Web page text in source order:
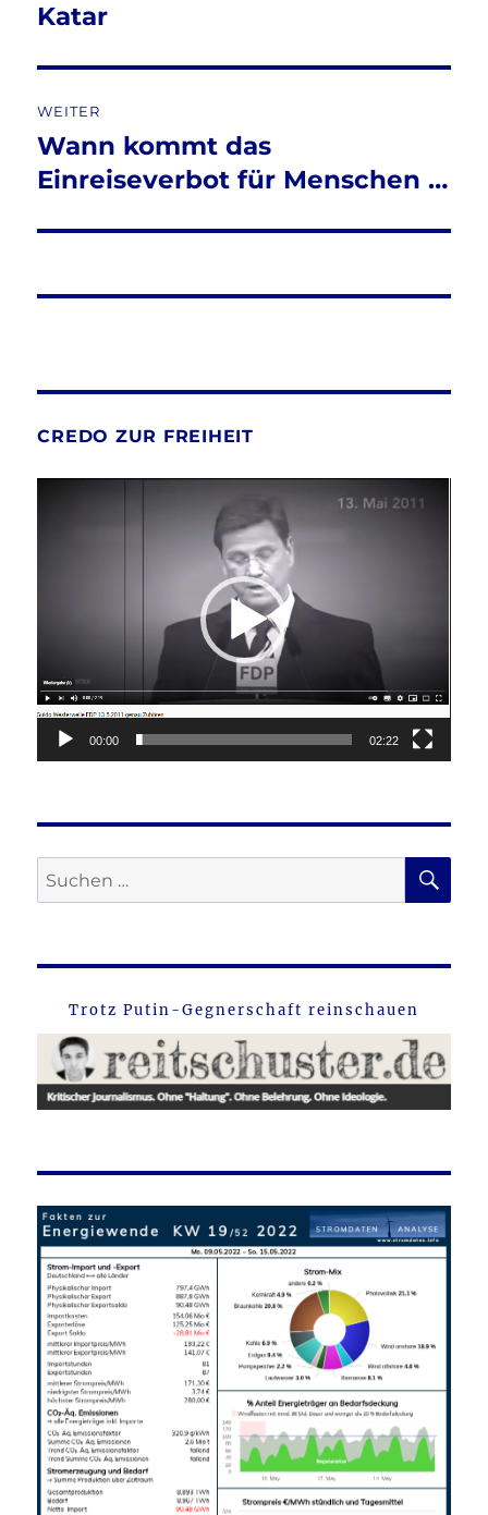
Vorheriger
Katar
WEITER
Nächster
Beitrag:
Wann kommt das
Einreiseverbot für Menschen …
CREDO ZUR FREIHEIT
00:00 02:22
Suche
nach:
Trotz Putin-Gegnerschaft reinschauen